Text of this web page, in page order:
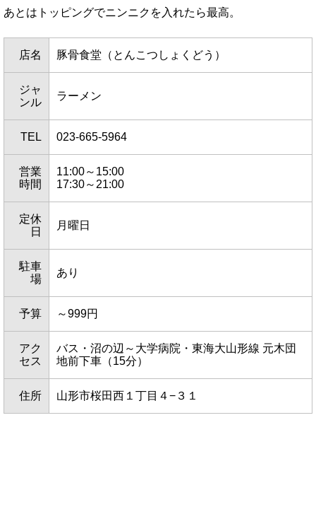
あとはトッピングでニンニクを入れたら最高。
店名 豚骨食堂（とんこつしょくどう）
ジャ
ンル
ラーメン
TEL 023-665-5964
営業
時間
11:00～15:00
17:30～21:00
定休
日
月曜日
駐車
場
あり
予算 ～999円
アク
セス
バス・沼の辺～大学病院・東海大山形線 元木団
地前下車（15分）
住所 山形市桜田西１丁目４−３１